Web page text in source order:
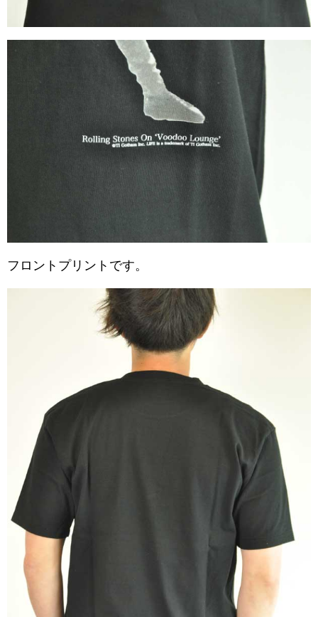
フロントプリントです。